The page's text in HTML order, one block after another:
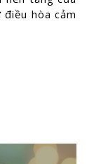
hòa cảm